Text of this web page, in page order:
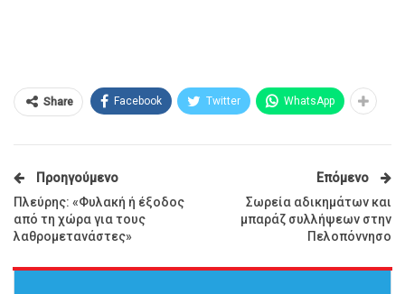
Share Facebook Twitter WhatsApp
Προηγούμενο
Πλεύρης: «Φυλακή ή έξοδος
από τη χώρα για τους
λαθρομετανάστες»
Επόμενο
Σωρεία αδικημάτων και
μπαράζ συλλήψεων στην
Πελοπόννησο